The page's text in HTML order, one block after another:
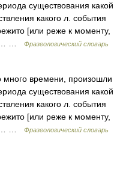
существования какой
какого л. события
[или реже к моменту,
…
Фразеологический словарь
времени, произошли
существования какой
какого л. события
[или реже к моменту,
…
Фразеологический словарь